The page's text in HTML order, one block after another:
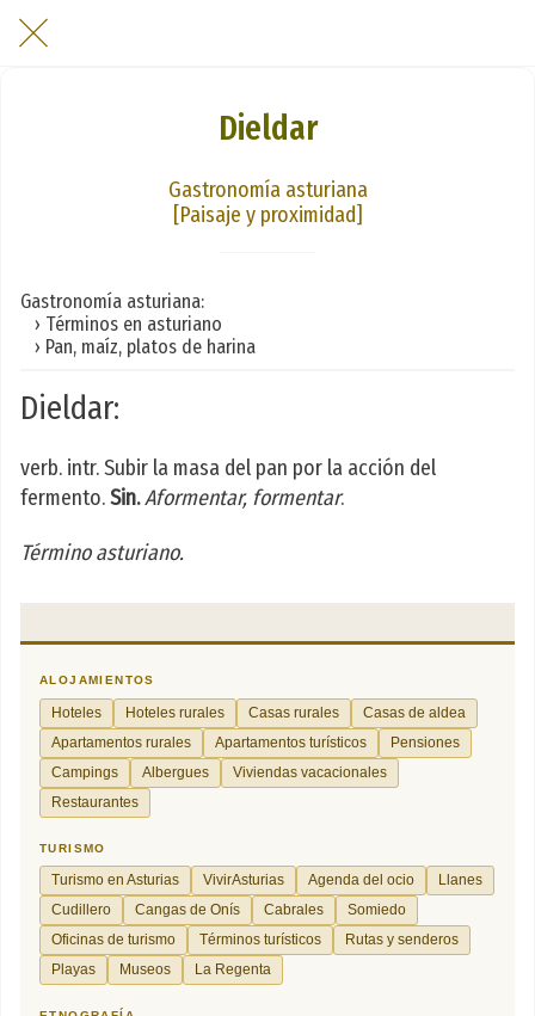
Dieldar
Gastronomía asturiana
[Paisaje y proximidad]
Gastronomía asturiana:
› Términos en asturiano
› Pan, maíz, platos de harina
Dieldar:
verb. intr. Subir la masa del pan por la acción del
fermento.Sin.Aformentar, formentar.
Término asturiano.